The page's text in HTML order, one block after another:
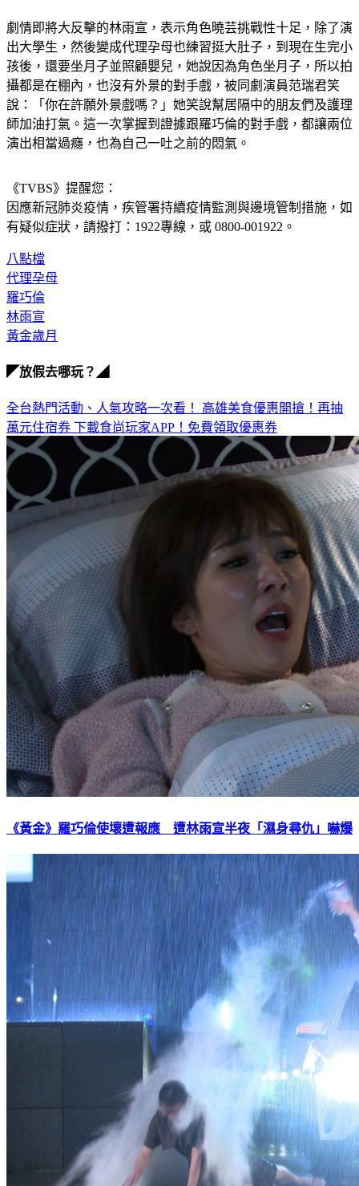
劇情即將大反擊的林雨宣，表示角色曉芸挑戰性十足，除了演
出大學生，然後變成代理孕母也練習挺大肚子，到現在生完小
孩後，還要坐月子並照顧嬰兒，她說因為角色坐月子，所以拍
攝都是在棚內，也沒有外景的對手戲，被同劇演員范瑞君笑
說：「你在許願外景戲嗎？」她笑說幫居隔中的朋友們及護理
師加油打氣。這一次掌握到證據跟羅巧倫的對手戲，都讓兩位
演出相當過癮，也為自己一吐之前的悶氣。
《TVBS》提醒您：
因應新冠肺炎疫情，疾管署持續疫情監測與邊境管制措施， 如
有疑似症狀，請撥打：1922專線，或 0800-001922。
八點檔
代理孕母
羅巧倫
林雨宣
黃金歲月
◤放假去哪玩？◢
全台熱門活動、人氣攻略一次看！ 高雄美食優惠開搶！再抽
萬元住宿券 下載食尚玩家APP！免費領取優惠券
《黃金》羅巧倫使壞遭報應 遭林雨宣半夜「濕身尋仇」嚇爆